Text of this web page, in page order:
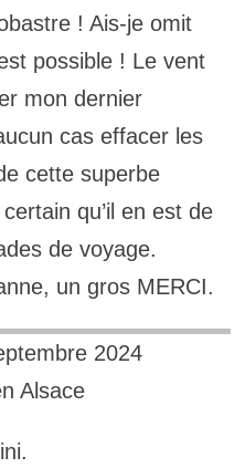
! Ais-je omit
possible ! Le vent
mon dernier
cas effacer les
cette superbe
qu’il en est de
de voyage.
un gros MERCI.
2024
Alsace